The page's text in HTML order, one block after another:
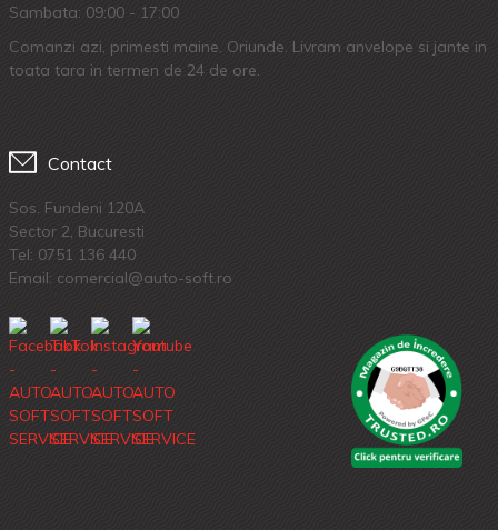
Sambata: 09:00 - 17:00
Comanzi azi, primesti maine. Oriunde. Livram anvelope si jante in
toata tara in termen de 24 de ore.
Contact
Sos. Fundeni 120A
Sector 2, Bucuresti
Tel: 0751 136 440
Email: comercial@auto-soft.ro